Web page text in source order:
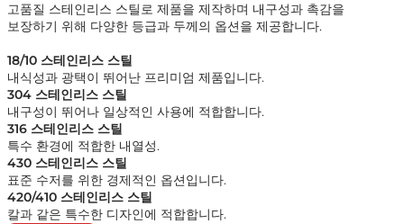
고품질 스테인리스 스틸로 제품을 제작하며 내구성과 촉감을
보장하기 위해 다양한 등급과 두께의 옵션을 제공합니다.
18/10 스테인리스 스틸
내식성과 광택이 뛰어난 프리미엄 제품입니다.
304 스테인리스 스틸
내구성이 뛰어나 일상적인 사용에 적합합니다.
316 스테인리스 스틸
특수 환경에 적합한 내열성.
430 스테인리스 스틸
표준 수저를 위한 경제적인 옵션입니다.
420/410 스테인리스 스틸
칼과 같은 특수한 디자인에 적합합니다.